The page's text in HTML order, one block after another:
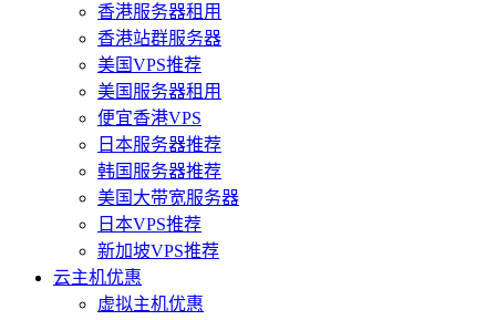
香港服务器租用
香港站群服务器
美国VPS推荐
美国服务器租用
便宜香港VPS
日本服务器推荐
韩国服务器推荐
美国大带宽服务器
日本VPS推荐
新加坡VPS推荐
云主机优惠
虚拟主机优惠